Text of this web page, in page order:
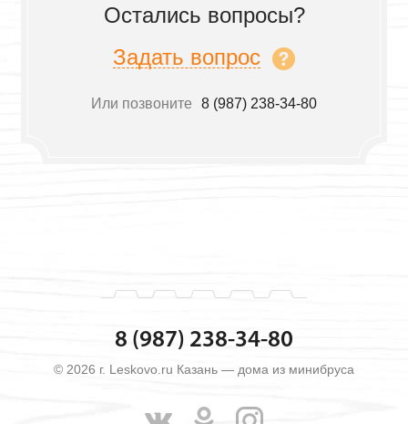
Остались вопросы?
Задать вопрос
Или позвоните 8 (987) 238-34-80
8 (987) 238-34-80
© 2026 г. Leskovo.ru Казань — дома из минибруса